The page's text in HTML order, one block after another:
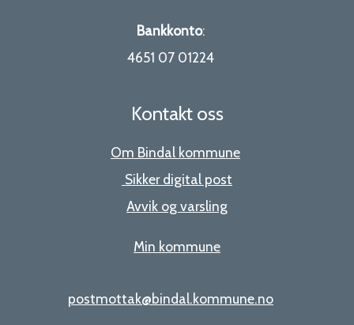
Bankkonto:
4651 07 01224
Kontakt oss
Om Bindal kommune
Sikker digital post
Avvik og varsling
Min kommune
postmottak@bindal.kommune.no